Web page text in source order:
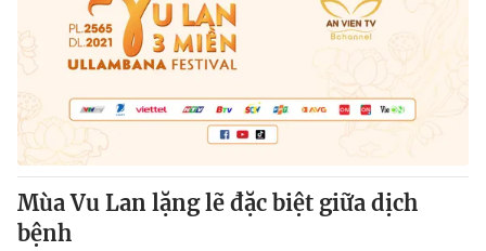
Mùa Vu Lan lặng lẽ đặc biệt giữa dịch
bệnh